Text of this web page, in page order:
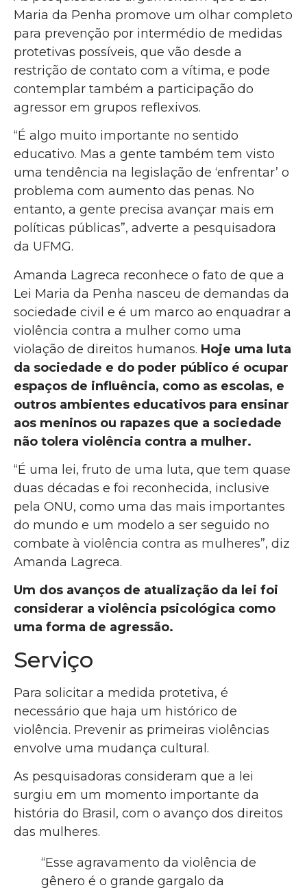
Maria da Penha promove um olhar completo
para prevenção por intermédio de medidas
protetivas possíveis, que vão desde a
restrição de contato com a vítima, e pode
contemplar também a participação do
agressor em grupos reflexivos.
“É algo muito importante no sentido
educativo. Mas a gente também tem visto
uma tendência na legislação de ‘enfrentar’ o
problema com aumento das penas. No
entanto, a gente precisa avançar mais em
políticas públicas”, adverte a pesquisadora
da UFMG.
Amanda Lagreca reconhece o fato de que a
Lei Maria da Penha nasceu de demandas da
sociedade civil e é um marco ao enquadrar a
violência contra a mulher como uma
violação de direitos humanos. Hoje uma luta
da sociedade e do poder público é ocupar
espaços de influência, como as escolas, e
outros ambientes educativos para ensinar
aos meninos ou rapazes que a sociedade
não tolera violência contra a mulher.
“É uma lei, fruto de uma luta, que tem quase
duas décadas e foi reconhecida, inclusive
pela ONU, como uma das mais importantes
do mundo e um modelo a ser seguido no
combate à violência contra as mulheres”, diz
Amanda Lagreca.
Um dos avanços de atualização da lei foi
considerar a violência psicológica como
uma forma de agressão.
Serviço
Para solicitar a medida protetiva, é
necessário que haja um histórico de
violência. Prevenir as primeiras violências
envolve uma mudança cultural.
As pesquisadoras consideram que a lei
surgiu em um momento importante da
história do Brasil, com o avanço dos direitos
das mulheres.
“Esse agravamento da violência de
gênero é o grande gargalo da